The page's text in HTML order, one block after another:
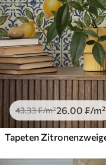
43.33₣/m²26.00 ₣/m²